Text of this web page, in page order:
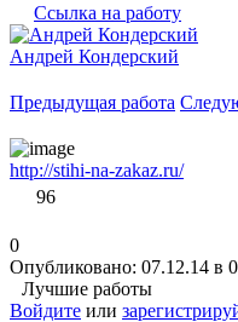
Ссылка на работу
Андрей Кондерский
Предыдущая работа
http://stihi-na-zakaz.ru/
96
0
Опубликовано: 07.12.14 в
Лучшие работы
Войдите или